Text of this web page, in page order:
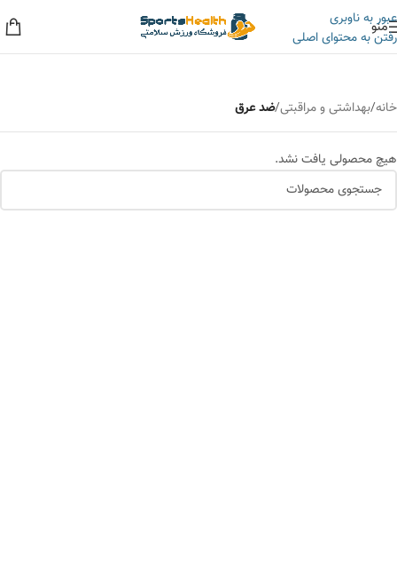
عبور به ناوبری
رفتن به محتوای اصلی
منو
خانه/بهداشتی و مراقبتی/ضد عرق
هیچ محصولی یافت نشد.